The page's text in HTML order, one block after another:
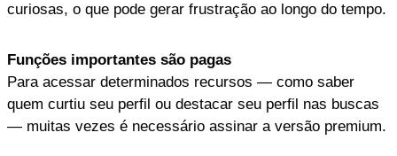
curiosas, o que pode gerar frustração ao longo do tempo.
Funções importantes são pagas
Para acessar determinados recursos — como saber
quem curtiu seu perfil ou destacar seu perfil nas buscas
— muitas vezes é necessário assinar a versão premium.